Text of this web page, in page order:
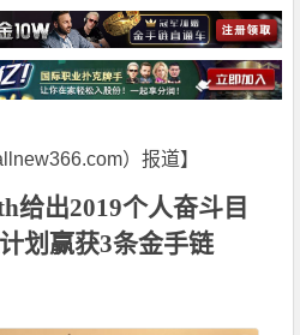
）报道】
给出2019个人奋斗目
划赢获3条金手链